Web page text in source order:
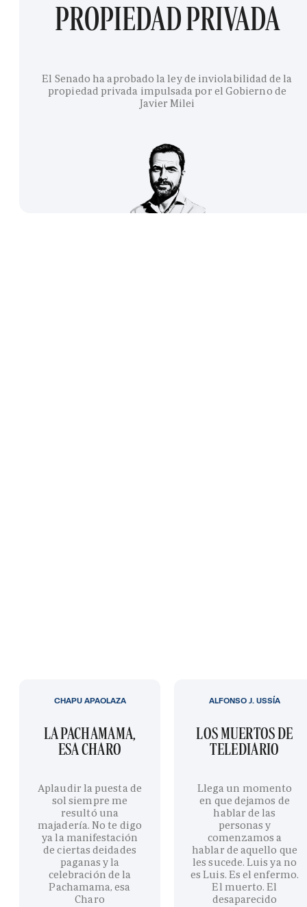
PROPIEDAD PRIVADA
El Senado ha aprobado la ley de inviolabilidad de la
propiedad privada impulsada por el Gobierno de
Javier Milei
LA PACHAMAMA,
ESA CHARO
Aplaudir la puesta de
sol siempre me
resultó una
majadería. No te digo
ya la manifestación
de ciertas deidades
paganas y la
celebración de la
Pachamama, esa
Charo
CHAPU APAOLAZA
LOS MUERTOS DE
TELEDIARIO
Llega un momento
en que dejamos de
hablar de las
personas y
comenzamos a
hablar de aquello que
les sucede. Luis ya no
es Luis. Es el enfermo.
El muerto. El
desaparecido
ALFONSO J. USSÍA